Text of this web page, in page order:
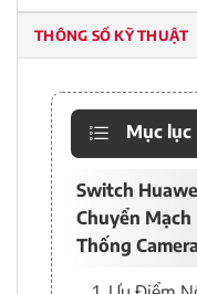
THÔNG SỐ KỸ THUẬT
Mục lục
Switch
Chuyển Mạch
Thống Camera